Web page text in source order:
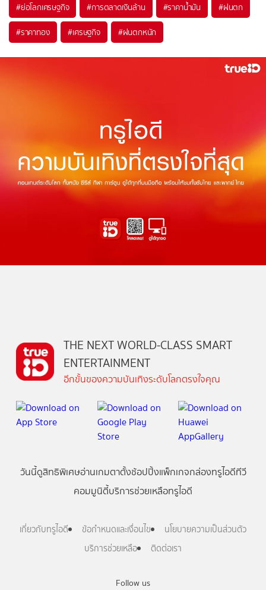
#ย่อโลกเศรษฐกิจ #การตลาดเงินล้าน #ราคาน้ำมัน #ฝนตก
#ราคาทอง #เศรษฐกิจ #ฝนตกหนัก
Follow us
THE NEXT WORLD-CLASS SMART
ENTERTAINMENT
อีกขั้นของความบันเทิงระดับโลกตรงใจคุณ
วันนี้ดูสิทธิพิเศษอ่านเกมตาตั้งช้อปปิ้งแพ็กเกจกล่องทรูไอดีทีวี
คอมมูนิตี้บริการช่วยเหลือทรูไอดี
เกี่ยวกับทรูไอดี ข้อกำหนดและเงื่อนไข
นโยบายความเป็นส่วนตัว
บริการช่วยเหลือ
ติดต่อเรา